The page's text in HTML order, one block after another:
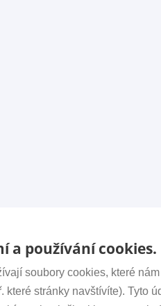
a používání cookies.
soubory cookies, které
které stránky navštívíte). Tyto